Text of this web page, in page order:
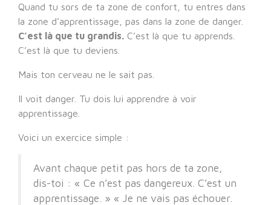
Quand tu sors de ta zone de confort, tu entres dans
la zone d’apprentissage, pas dans la zone de danger.
C’est là que tu grandis.
C’est là que tu apprends.
C’est là que tu deviens.
Mais ton cerveau ne le sait pas.
Il voit danger. Tu dois lui apprendre à voir
apprentissage.
Voici un exercice simple :
Avant chaque petit pas hors de ta zone,
dis-toi : « Ce n’est pas dangereux. C’est un
apprentissage. » « Je ne vais pas échouer.